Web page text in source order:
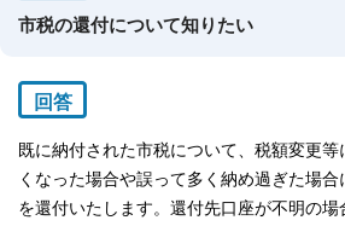
市税の還付について知りたい
回答
既に納付された市税について、税額変更
くなった場合や誤って多く納め過ぎた場
を還付いたします。還付先口座が不明の